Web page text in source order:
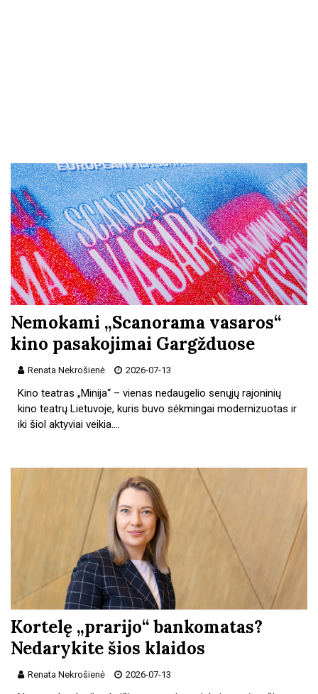
Nemokami „Scanorama vasaros“
kino pasakojimai Gargžduose
Renata Nekrošienė 2026-07-13
Kino teatras „Minija“ – vienas nedaugelio senųjų rajoninių
kino teatrų Lietuvoje, kuris buvo sėkmingai modernizuotas ir
iki šiol aktyviai veikia.…
Kortelę „prarijo“ bankomatas?
Nedarykite šios klaidos
Renata Nekrošienė 2026-07-13